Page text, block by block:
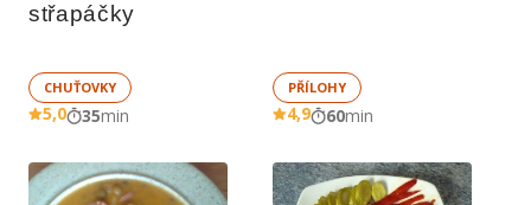
střapáčky
CHUŤOVKY
5,0 35min
PŘÍLOHY
4,9 60min